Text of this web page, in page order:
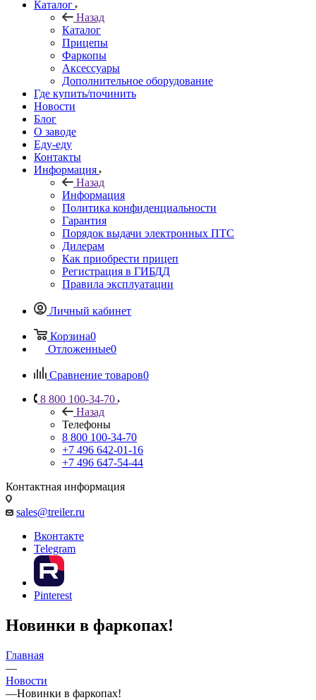
Каталог
Назад
Каталог
Прицепы
Фаркопы
Аксессуары
Дополнительное оборудование
Где купить/починить
Новости
Блог
О заводе
Еду-еду
Контакты
Информация
Назад
Информация
Политика конфиденциальности
Гарантия
Порядок выдачи электронных ПТС
Дилерам
Как приобрести прицеп
Регистрация в ГИБДД
Правила эксплуатации
Личный кабинет
Корзина0
Отложенные0
Сравнение товаров0
8 800 100-34-70
Назад
Телефоны
8 800 100-34-70
+7 496 642-01-16
+7 496 647-54-44
Контактная информация
sales@treiler.ru
Вконтакте
Telegram
Pinterest
Новинки в фаркопах!
Главная
—
Новости
—Новинки в фаркопах!